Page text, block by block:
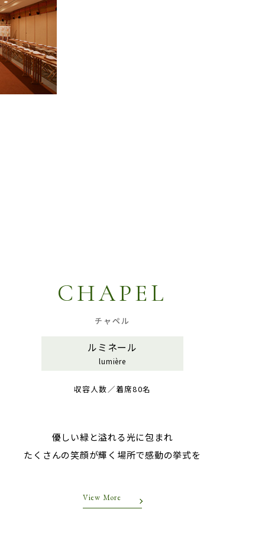
CHAPEL
チャペル
ルミネール
lumière
収容人数／着席80名
優しい緑と溢れる光に包まれ
たくさんの笑顔が輝く場所で感動の挙式を
View More